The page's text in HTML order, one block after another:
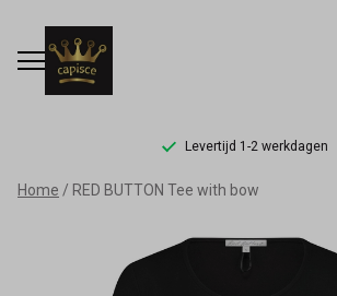
Levertijd 1-2 werkdagen
RED
BUTTON
Home RED BUTTON Tee with bow